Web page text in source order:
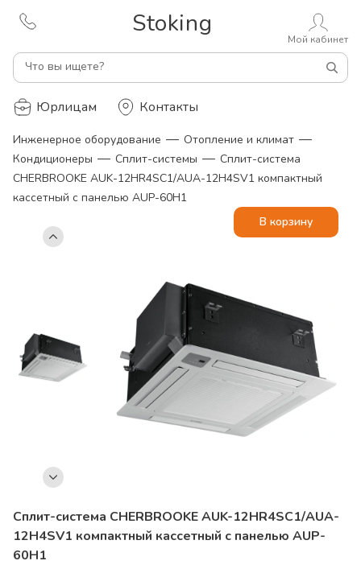
Stoking
Что вы ищете?
Мой кабинет
Юрлицам Контакты
Инженерное оборудование — Отопление и климат —
Кондиционеры — Сплит-системы — Сплит-система
CHERBROOKE AUK-12HR4SC1/AUA-12H4SV1 компактный
кассетный c панелью AUP-60H1
Сплит-система CHERBROOKE AUK-12HR4SC1/AUA-
12H4SV1 компактный кассетный c панелью AUP-
60H1
В корзину